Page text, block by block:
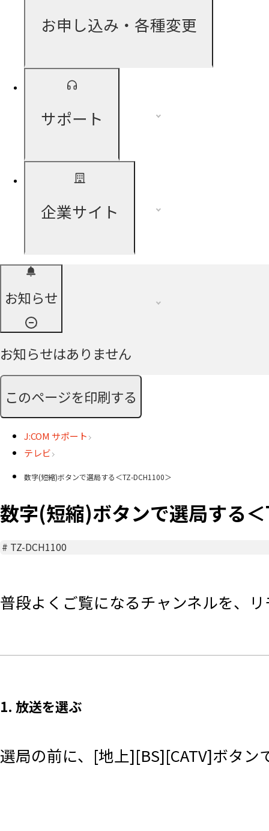
お申し込み・各種変更
サポート
企業サイト
お知らせ
お知らせはありません
このページを印刷する
J:COM サポート
テレビ
数字(短縮)ボタンで選局する＜TZ-DCH1100＞
数字(短縮)ボタンで選局する
# TZ-DCH1100
普段よくご覧になるチャンネルを、
1. 放送を選ぶ
選局の前に、[地上][BS][CATV]ボタン